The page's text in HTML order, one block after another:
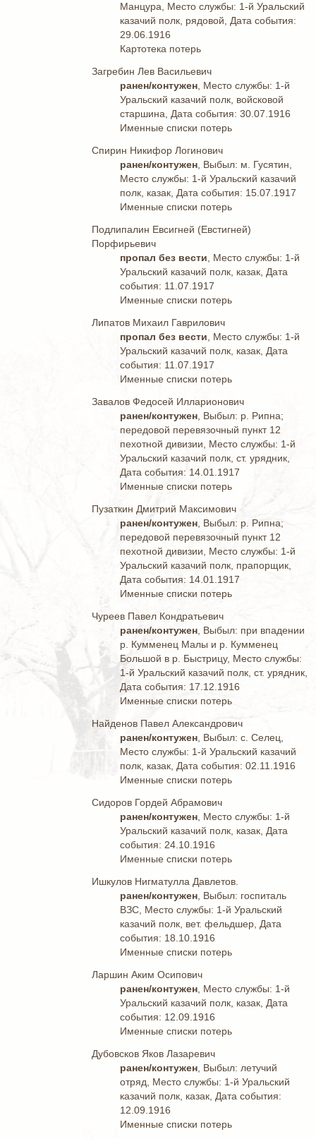
Манцура, Место службы: 1-й Уральский
казачий полк, рядовой, Дата события:
29.06.1916
Картотека потерь
Загребин Лев Васильевич
ранен/контужен , Место службы: 1-й
Уральский казачий полк, войсковой
старшина, Дата события: 30.07.1916
Именные списки потерь
Спирин Никифор Логинович
ранен/контужен , Выбыл: м. Гусятин,
Место службы: 1-й Уральский казачий
полк, казак, Дата события: 15.07.1917
Именные списки потерь
Подлипалин Евсигней (Евстигней)
Порфирьевич
пропал без вести , Место службы: 1-й
Уральский казачий полк, казак, Дата
события: 11.07.1917
Именные списки потерь
Липатов Михаил Гаврилович
пропал без вести , Место службы: 1-й
Уральский казачий полк, казак, Дата
события: 11.07.1917
Именные списки потерь
Завалов Федосей Илларионович
ранен/контужен , Выбыл: р. Рипна;
передовой перевязочный пункт 12
пехотной дивизии, Место службы: 1-й
Уральский казачий полк, ст. урядник,
Дата события: 14.01.1917
Именные списки потерь
Пузаткин Дмитрий Максимович
ранен/контужен , Выбыл: р. Рипна;
передовой перевязочный пункт 12
пехотной дивизии, Место службы: 1-й
Уральский казачий полк, прапорщик,
Дата события: 14.01.1917
Именные списки потерь
Чуреев Павел Кондратьевич
ранен/контужен , Выбыл: при впадении
р. Кумменец Малы и р. Кумменец
Большой в р. Быстрицу, Место службы:
1-й Уральский казачий полк, ст. урядник,
Дата события: 17.12.1916
Именные списки потерь
Найденов Павел Александрович
ранен/контужен , Выбыл: с. Селец,
Место службы: 1-й Уральский казачий
полк, казак, Дата события: 02.11.1916
Именные списки потерь
Сидоров Гордей Абрамович
ранен/контужен , Место службы: 1-й
Уральский казачий полк, казак, Дата
события: 24.10.1916
Именные списки потерь
Ишкулов Нигматулла Давлетов.
ранен/контужен , Выбыл: госпиталь
ВЗС, Место службы: 1-й Уральский
казачий полк, вет. фельдшер, Дата
события: 18.10.1916
Именные списки потерь
Ларшин Аким Осипович
ранен/контужен , Место службы: 1-й
Уральский казачий полк, казак, Дата
события: 12.09.1916
Именные списки потерь
Дубовсков Яков Лазаревич
ранен/контужен , Выбыл: летучий
отряд, Место службы: 1-й Уральский
казачий полк, казак, Дата события:
12.09.1916
Именные списки потерь